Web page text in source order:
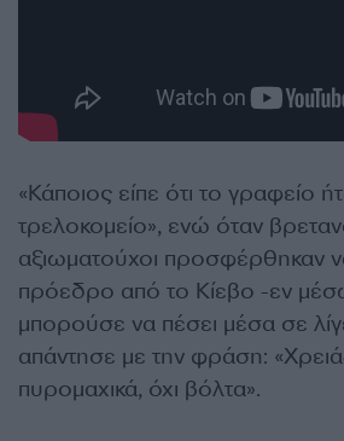
«Κάποιος είπε ότι το γραφείο
τρελοκομείο», ενώ όταν
αξιωματούχοι προσφέρθηκαν
πρόεδρο από το Κίεβο -εν
μπορούσε να πέσει μέσα σε
απάντησε με την φράση:
πυρομαχικά, όχι βόλτα».